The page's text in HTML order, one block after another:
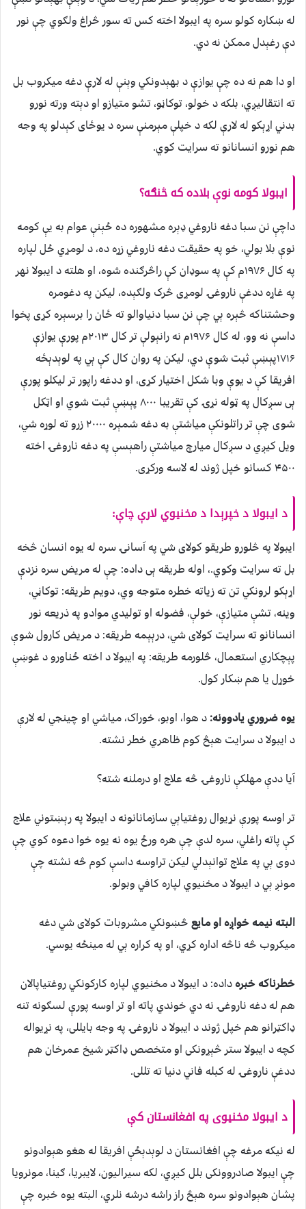
له ښکاره کولو سره په ایبولا اخته کس ته سور څراغ ولګوي چې نور
دې رغېدل ممکن نه دي.
او دا هم نه ده چې یوازې د بهېدونکي وېنې له لارې دغه میکروب بل
ته انتقالیږي، بلکه د خولو، توکاڼو، تشو متیازو او دېته ورته نورو
بدني اړېکو له لارې لکه د خپلې مېرمنې سره د يوځای کېدلو په وجه
هم نورو انسانانو ته سرایت کوي.
ایبولا کومه نوې بلاده که څنګه؟
داچې نن سبا دغه ناروغي ډېره مشهوره ده ځېنې عوام به يې کومه
نوې بلا بولي، خو په حقیقت دغه ناروغي زړه ده، د لومړي ځل لپاره
په کال ۱۹۷۶م کې په سوډان کې راڅرګنده شوه، او هلته د ایبولا نهر
په غاړه ددغې ناروغۍ لومړی څرک ولګېده، لیکن په دغومره
وحشتناکه څېره ېي چې نن سبا دنیاوالو ته ځان را برسېره کړی پخوا
داسې نه وو، له کال ۱۹۷۶م نه رانېولې تر کال ۲۰۱۳م پورې یوازې
۱۷۱۶پېښې ثبت شوې دي، لیکن په روان کال کې ېي په لوېدېځه
افریقا کې د یوې وبا شکل اختیار کړی، او ددغه راپور تر لیکلو پورې
ېی سږکال په ټوله نړۍ کې تقریبا ۸۰۰۰ پېښې ثبت شوي او اټکل
شوی چې تر راتلونکې میاشتې به دغه شمېره ۲۰۰۰۰ زرو ته لوړه شي،
ویل کیږي د سږکال میارچ میاشتې راهېسې په دغه ناروغۍ اخته
۴۵۰۰ کسانو خپل ژوند له لاسه ورکړی.
د ایبولا د خپرېدا د مخنیوي لارې چاې:
ایبولا په څلورو طریقو کولای شي په آسانۍ سره له یوه انسان څخه
بل ته سرایت وکوي.، اوله طریقه ېی داده: چې له مریض سره نزدې
اړېکو لرونکي تن ته زیاته خطره متوجه وي، دویم طریقه: توکاڼي،
وینه، تشې متیازې، خولې، فضوله او تولیدي موادو په ذریعه نور
انسانانو ته سرایت کولای شي، درېېمه طریقه: د مریض کارول شوې
پېچکاري استعمال، څلورمه طریقه: په ایبولا د اخته ځناورو د غوښې
خوړل یا هم ښکار کول.
یوه ضروري یادوونه:د هوا، اوبو، خوراک، میاشي او چینجي له لارې
د ایبولا د سرایت هېڅ کوم ظاهري خطر نشته.
آیا ددې مهلکې ناروغۍ څه علاج او درملنه شته؟
تر اوسه پورې نړیوال روغتیاېي سازمانانونه د ایبولا په رېښتوني علاج
کې پاته راغلي، سره لدې چې هره ورځ یوه نه یوه خوا دعوه کوي چې
دوی ېي په علاج توانېدلي لیکن تراوسه داسې کوم څه نشته چې
مونږ ېي د ایبولا د مخنیوي لپاره کافي وبولو.
البته نیمه خواږه او مایعڅښونکي مشروبات کولای شي دغه
میکروب څه ناڅه اداره کړي، او په کراره ېي له مینځه یوسي.
خطرناکه خبرهداده: د ایبولا د مخنیوي لپاره کارکونکي روغتیاپالان
هم له دغه ناروغۍ نه دي خوندي پاته او تر اوسه پورې لسګونه تنه
ډاکټرانو هم خپل ژوند د ایبولا د ناروغۍ په وجه بایللی، په نړیواله
کچه د ایبولا ستر څېړونکی او متخصص ډاکټر شیخ عمرخان هم
ددغې ناروغۍ له کبله فاني دنیا ته تللی.
د ایبولا مخنیوی په افغانستان کې
له نیکه مرغه چې افغانستان د لوېدېځې افریقا له هغو هېوادونو
چې ایبولا صادروونکی بلل کیږي، لکه سیرالیون، لایبریا، ګینا، مونرویا
پشان هېوادونو سره هېڅ راز راشه درشه نلري، البته یوه خبره چې